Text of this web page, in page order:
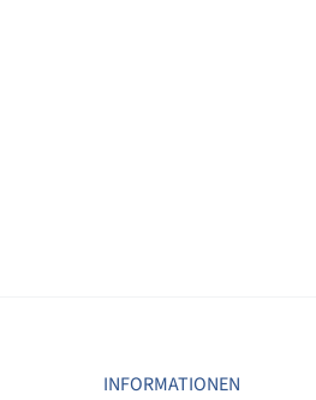
INFORMATIONEN